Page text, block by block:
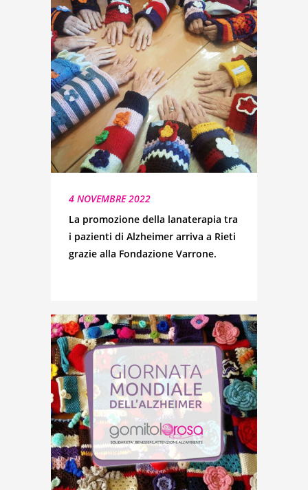
4 NOVEMBRE 2022
La promozione della lanaterapia tra
i pazienti di Alzheimer arriva a Rieti
grazie alla Fondazione Varrone.